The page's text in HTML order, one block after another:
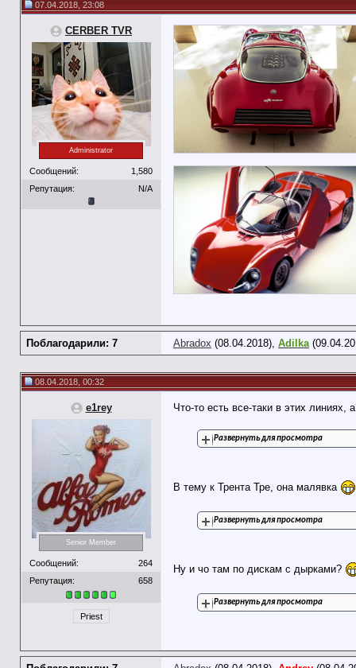
07.04.2018, 23:08
CERBER TVR
Administrator
Сообщений:
1,580
Репутация:
N/A
Поблагодарили: 7 Abradox (08.04.2018), Adilka
08.04.2018, 00:32
e1rey
Senior Member
Сообщений:
264
Репутация:
658
Priest
Что-то есть все-таки в этих линиях,
Развернуть для просмотра
В тему к Трента Тре, она малявка
Развернуть для просмотра
Ну и чо там по дискам с дырками?
Развернуть для просмотра